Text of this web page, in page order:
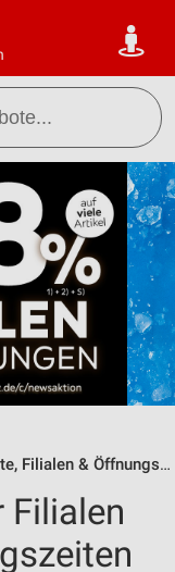
& Öffnungszeiten
Filialen